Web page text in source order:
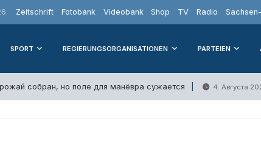
Zeitschrift Fotobank Videobank Shop TV Radio
SPORT REGIERUNGSORGANISATIONEN PARTEIEN
собран, но поле для манёвра сужается 4. Августа